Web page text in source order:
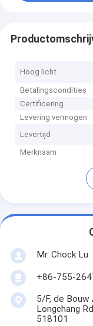
Hoog licht
Betalingscondities
Certificering
Levering vermogen
Levertijd
Merknaam
Mr. Chock Lu
+86-755-
5/F, de Bouw
Longchang
518101